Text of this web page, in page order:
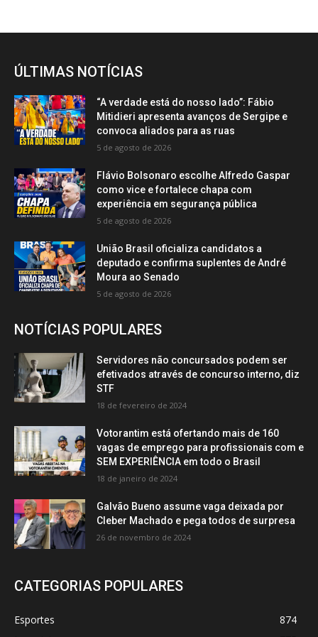
ÚLTIMAS NOTÍCIAS
“A verdade está do nosso lado”: Fábio
Mitidieri apresenta avanços de Sergipe e
convoca aliados para as ruas
5 de agosto de 2026
Flávio Bolsonaro escolhe Alfredo Gaspar
como vice e fortalece chapa com
experiência em segurança pública
5 de agosto de 2026
União Brasil oficializa candidatos a
deputado e confirma suplentes de André
Moura ao Senado
5 de agosto de 2026
NOTÍCIAS POPULARES
Servidores não concursados podem ser
efetivados através de concurso interno, diz
STF
18 de fevereiro de 2024
Votorantim está ofertando mais de 160
vagas de emprego para profissionais com e
SEM EXPERIÊNCIA em todo o Brasil
18 de janeiro de 2024
Galvão Bueno assume vaga deixada por
Cleber Machado e pega todos de surpresa
26 de novembro de 2024
CATEGORIAS POPULARES
Esportes
874